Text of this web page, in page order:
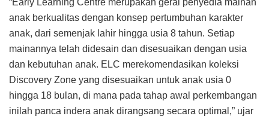
anak berkualitas dengan konsep pertumbuhan karakter
anak, dari semenjak lahir hingga usia 8 tahun. Setiap
mainannya telah didesain dan disesuaikan dengan usia
dan kebutuhan anak. ELC merekomendasikan koleksi
Discovery Zone yang disesuaikan untuk anak usia 0
hingga 18 bulan, di mana pada tahap awal perkembangan
inilah panca indera anak dirangsang secara optimal,” ujar